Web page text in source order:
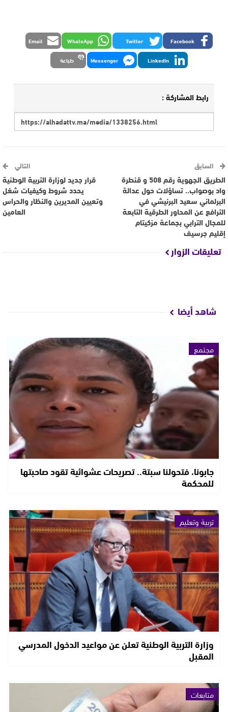
Facebook
Twitter
WhatsApp
Email
LinkedIn
Messenger طباعة
رابط المشاركة :
السابق
الطريق الجهوية رقم 508 و قنطرة
واد بوصواب.. تساؤلات حول عدالة
البرلماني سعيد البرنيشي في
الترافع عن المحاور الطرقية التابعة
للمجال الترابي بجماعة مزكيتام
إقليم جرسيف
التالي
قرار جديد لوزارة التربية الوطنية
يحدد شروط وكيفيات شغل
وتعيين المديرين والنظار والحراس
العامين
تعليقات الزوار
شاهد أيضا
مجتمع
جابونا، فتحولنا سبتة.. تصريحات عشوائية تقود صاحبتها
للمحكمة
تربية وتعليم
وزارة التربية الوطنية تعلن عن مواعيد الدخول المدرسي
المقبل
متابعات